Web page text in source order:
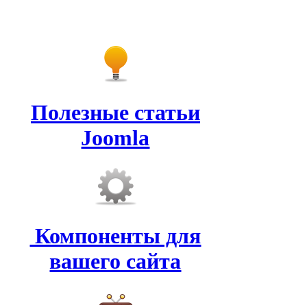
Полезные статьи
Joomla
Компоненты для
вашего сайта